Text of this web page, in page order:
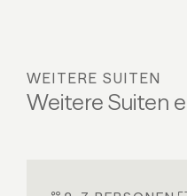
WEITERE SUITEN
Weitere Suiten